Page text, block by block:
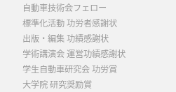
自動車技術会フェロー
標準化活動 功労者感謝状
出版・編集 功績感謝状
学術講演会 運営功績感謝状
学生自動車研究会 功労賞
大学院 研究奨励賞